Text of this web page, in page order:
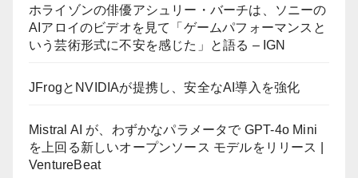
ホライゾンの俳優アシュリー・バーチは、ソニーの
AIアロイのビデオを見て「ゲームパフォーマンスと
いう芸術形式に不安を感じた」と語る – IGN
JFrogとNVIDIAが提携し、安全なAI導入を強化
Mistral AI が、わずかなパラメータで GPT-4o Mini
を上回る新しいオープンソース モデルをリリース |
VentureBeat